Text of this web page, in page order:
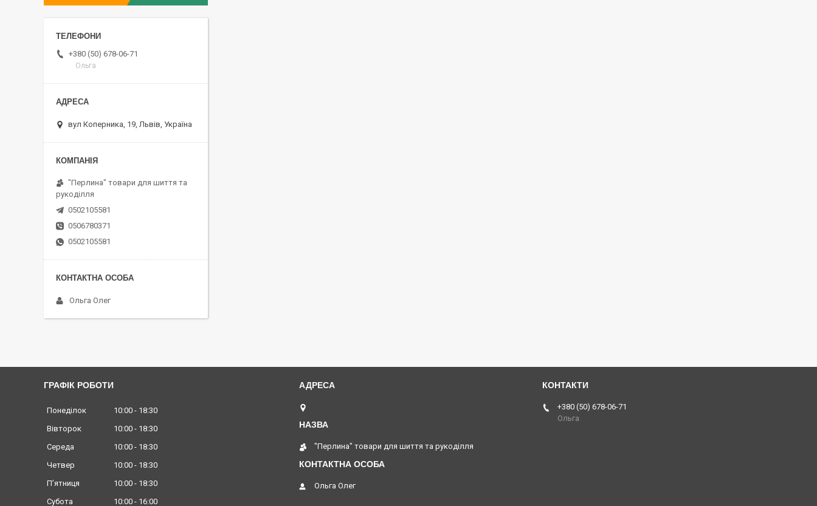
+380 (50) 678-06-71
Ольга
вул Коперника, 19, Львів, Україна
"Перлина" товари для шиття та
рукоділля
0502105581
0506780371
0502105581
Ольга Олег
ГРАФІК РОБОТИ
Понеділок 10:00
18:30
Вівторок
10:00
18:30
Середа
10:00
18:30
Четвер
10:00
18:30
Пʼятниця
10:00
18:30
Субота
10:00 16:00
"Перлина" товари для шиття та рукоділля
Ольга Олег
+380 (50) 678-06-71
Ольга